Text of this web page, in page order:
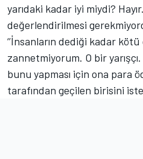
yarıdaki kadar iyi miydi?
değerlendirilmesi
‘’İnsanların dediği kadar
zannetmiyorum. O bir
bunu yapması için ona para
tarafından geçilen birisini